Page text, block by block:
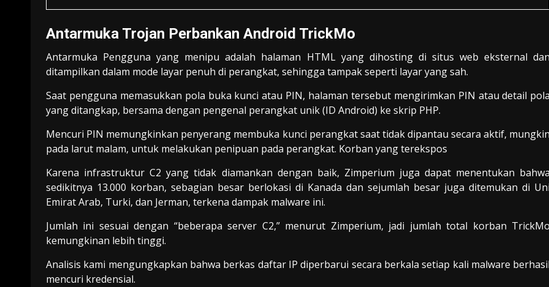
Antarmuka Trojan Perbankan Android TrickMo
Antarmuka Pengguna yang menipu adalah halaman HTML yang dihosting di situs web eksternal dan
ditampilkan dalam mode layar penuh di perangkat, sehingga tampak seperti layar yang sah.
Saat pengguna memasukkan pola buka kunci atau PIN, halaman tersebut mengirimkan PIN atau detail pola
yang ditangkap, bersama dengan pengenal perangkat unik (ID Android) ke skrip PHP.
Mencuri PIN memungkinkan penyerang membuka kunci perangkat saat tidak dipantau secara aktif, mungkin
pada larut malam, untuk melakukan penipuan pada perangkat. Korban yang terekspos
Karena infrastruktur C2 yang tidak diamankan dengan baik, Zimperium juga dapat menentukan bahwa
sedikitnya 13.000 korban, sebagian besar berlokasi di Kanada dan sejumlah besar juga ditemukan di Uni
Emirat Arab, Turki, dan Jerman, terkena dampak malware ini.
Jumlah ini sesuai dengan “beberapa server C2,” menurut Zimperium, jadi jumlah total korban TrickMo
kemungkinan lebih tinggi.
Analisis kami mengungkapkan bahwa berkas daftar IP diperbarui secara berkala setiap kali malware berhasil
mencuri kredensial.